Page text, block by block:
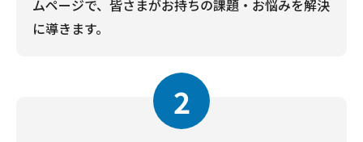
ムページで、皆さまがお持ちの課題・お悩みを解決
に導きます。
2